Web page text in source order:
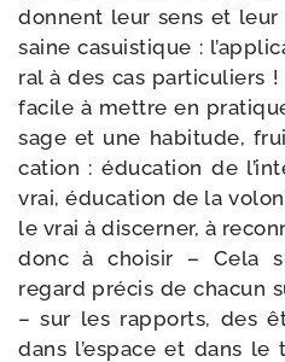
donnent leur sens et leur
saine casuis­tique :
ral à des cas par­ti­cu­liers
facile à mettre en
sage et une habi­tude,
ca­tion : édu­ca­tion de
vrai, édu­ca­tion de la
le vrai à dis­cer­ner, à
donc à choi­sir – Cela
regard pré­cis de cha­cun
– sur les rap­ports, des
dans l’es­pace et dans le